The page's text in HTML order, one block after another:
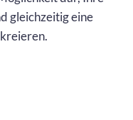
gleichzeitig eine